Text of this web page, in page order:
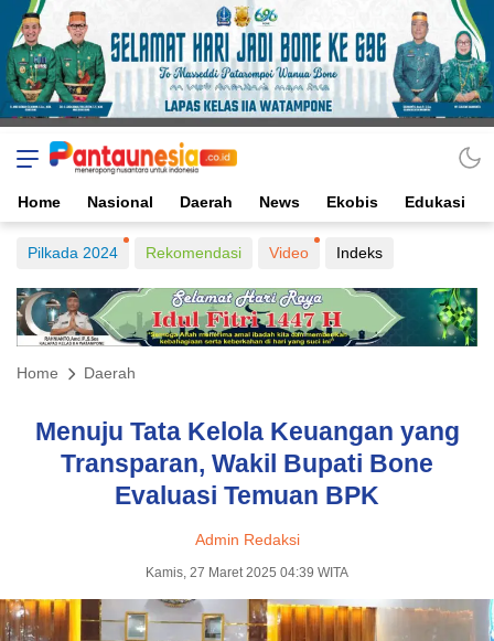
Home Nasional Daerah News Ekobis Edukasi
Pilkada 2024 Rekomendasi Video Indeks
Home Daerah
Menuju Tata Kelola Keuangan yang
Transparan, Wakil Bupati Bone
Evaluasi Temuan BPK
Admin Redaksi
Kamis, 27 Maret 2025 04:39 WITA